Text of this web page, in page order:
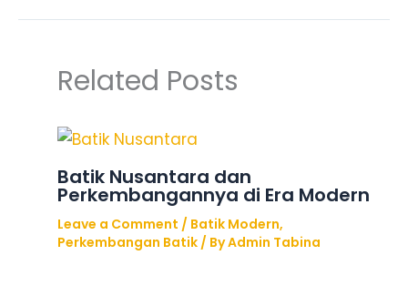
Related Posts
Batik Nusantara dan
Perkembangannya di Era Modern
Leave a Comment / Batik Modern,
Perkembangan Batik/ ByAdmin Tabina